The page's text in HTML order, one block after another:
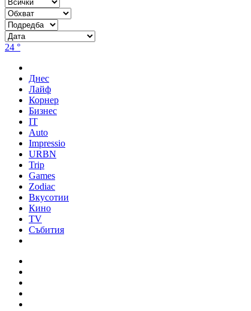
24 °
Днес
Лайф
Корнер
Бизнес
IT
Auto
Impressio
URBN
Trip
Games
Zodiac
Вкусотии
Кино
TV
Събития